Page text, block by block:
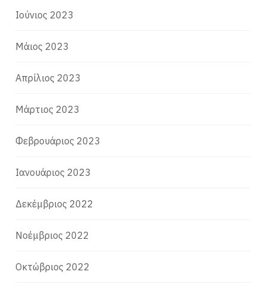
Ιούνιος 2023
Μάιος 2023
Απρίλιος 2023
Μάρτιος 2023
Φεβρουάριος 2023
Ιανουάριος 2023
Δεκέμβριος 2022
Νοέμβριος 2022
Οκτώβριος 2022